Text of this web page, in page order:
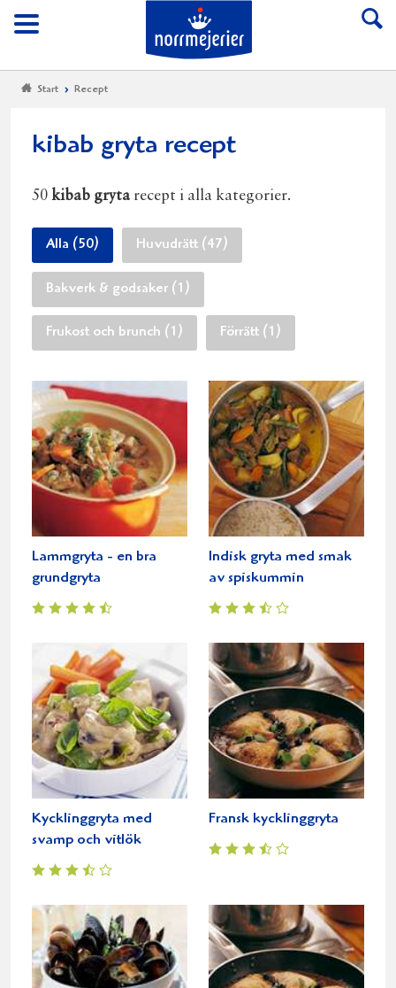
Meny
Till Norrmejerier
Start Recept
kibab gryta recept
50 kibab gryta recept i alla kategorier.
Alla (50) Huvudrätt (47)
Bakverk & godsaker (1)
Frukost och brunch (1) Förrätt (1)
Lammgryta - en bra
grundgryta
Indisk gryta med smak
av spiskummin
Kycklinggryta med
svamp och vitlök
Fransk kycklinggryta